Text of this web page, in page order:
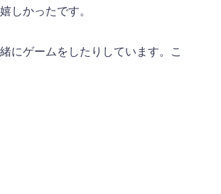
しかったです。
にゲームをしたりしています。こ